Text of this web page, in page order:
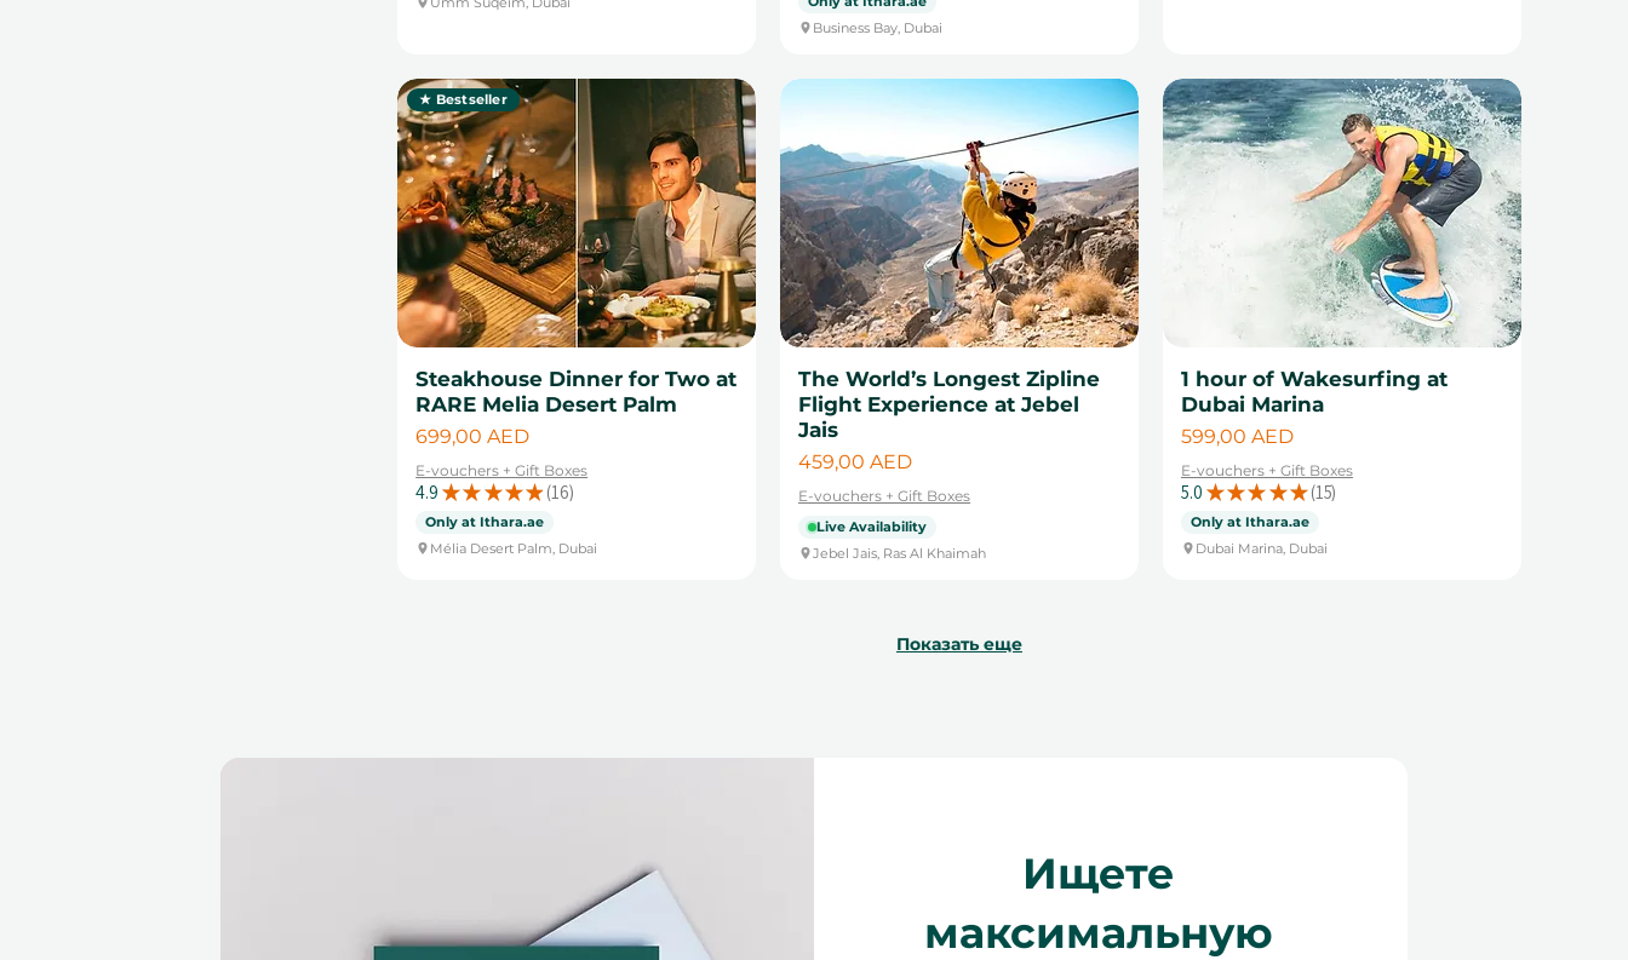
Business Bay, Dubai
★ Bestseller
Steakhouse Dinner for Two at
RARE Melia Desert Palm
Цена
699,00 AED
E-vouchers + Gift Boxes
4.9 ★ ★ ★ ★ ★ 16
16
Only at Ithara.ae
Mélia Desert Palm, Dubai
The World’s Longest Zipline
Flight Experience at Jebel
Jais
Цена
459,00 AED
E-vouchers + Gift Boxes
Live Availability
Jebel Jais, Ras Al Khaimah
1 hour of Wakesurfing at
Dubai Marina
Цена
599,00 AED
E-vouchers + Gift Boxes
5.0 ★ ★ ★ ★ ★ 15
15
Only at Ithara.ae
Dubai Marina, Dubai
Показать еще
Ищете
максимальную